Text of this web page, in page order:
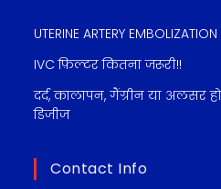
UTERINE ARTERY
IVC फ़िल्टर कितना जरूरी!!
दर्द, कालापन, गैंग्रीन या अलसर
डिजीज
Contact Info